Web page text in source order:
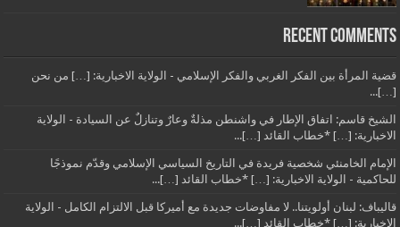
Recent Comments
قضية المرأة بين الفكر الغربي والفكر الإسلامي - الولاية الاخبارية: […] من نحن
[…]...
الشيخ قاسم: اتفاق الإطار في واشنطن مذلةٌ وعارٌ وتنازلٌ عن السيادة - الولاية
الاخبارية: […] *خطاب القائد […]...
الإمام الخامنئي شخصية فريدة في التاريخ السياسي الإسلامي وقدّم نموذجًا
للحاكمية - الولاية الاخبارية: […] *خطاب القائد […]...
قاليباف: لبنان أولويتنا.. لا مفاوضات جديدة مع أميركا قبل الالتزام الكامل - الولاية
الاخبارية: […] *خطاب القائد […]...